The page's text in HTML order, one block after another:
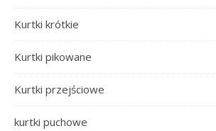
Kurtki krótkie
Kurtki pikowane
Kurtki przejściowe
kurtki puchowe